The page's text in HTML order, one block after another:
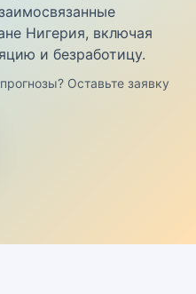
Нигерия, включая
и безработицу.
Оставьте заявку